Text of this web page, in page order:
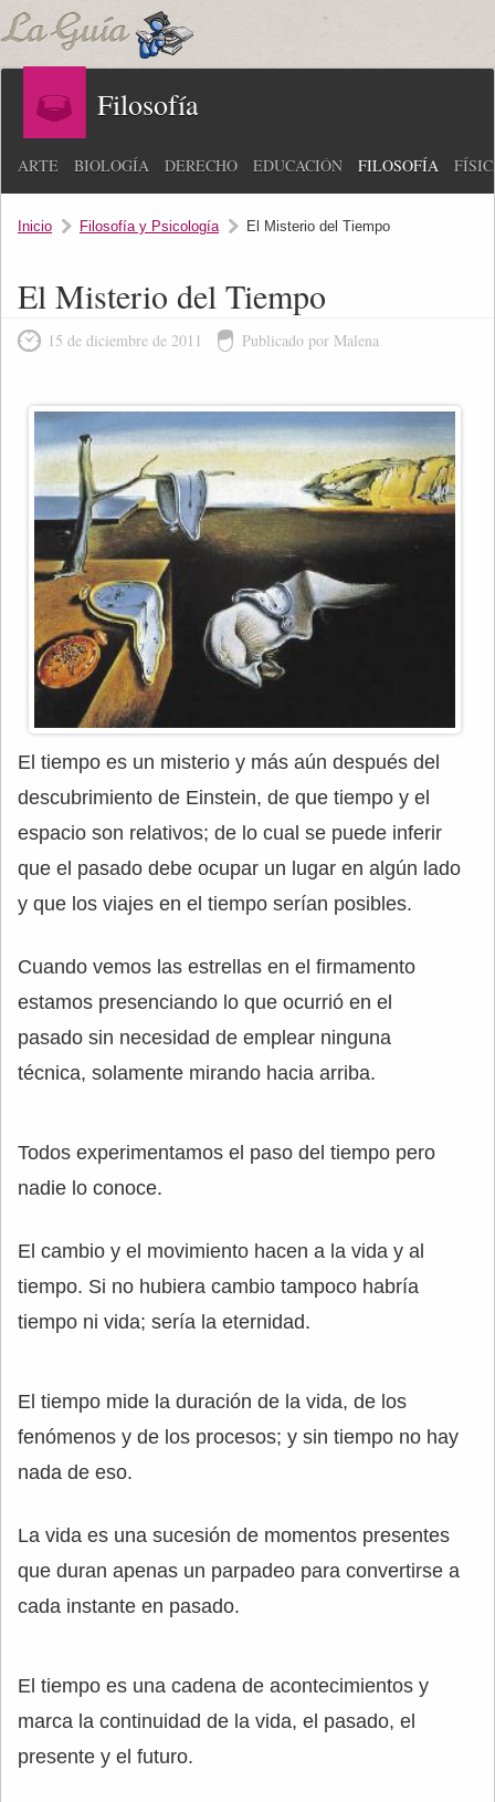
Filosofía
ARTE BIOLOGÍA DERECHO EDUCACIÓN FILOSOFÍA
Inicio Filosofía y Psicología El Misterio del Tiempo
El Misterio del Tiempo
15 de diciembre de 2011 Publicado por Malena
El tiempo es un misterio y más aún después del
descubrimiento de Einstein, de que tiempo y el
espacio son relativos; de lo cual se puede inferir
que el pasado debe ocupar un lugar en algún lado
y que los viajes en el tiempo serían posibles.
Cuando vemos las estrellas en el firmamento
estamos presenciando lo que ocurrió en el
pasado sin necesidad de emplear ninguna
técnica, solamente mirando hacia arriba.
Todos experimentamos el paso del tiempo pero
nadie lo conoce.
El cambio y el movimiento hacen a la vida y al
tiempo. Si no hubiera cambio tampoco habría
tiempo ni vida; sería la eternidad.
El tiempo mide la duración de la vida, de los
fenómenos y de los procesos; y sin tiempo no hay
nada de eso.
La vida es una sucesión de momentos presentes
que duran apenas un parpadeo para convertirse a
cada instante en pasado.
El tiempo es una cadena de acontecimientos y
marca la continuidad de la vida, el pasado, el
presente y el futuro.